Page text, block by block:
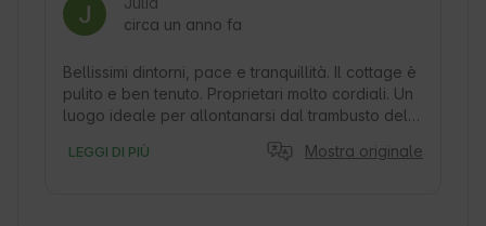
circa un anno fa
Bellissimi dintorni, pace e tranquillità. Il cottage è
pulito e ben tenuto. Proprietari molto cordiali. Un
luogo ideale per allontanarsi dal trambusto della
LEGGI DI PIÙ Mostra originale